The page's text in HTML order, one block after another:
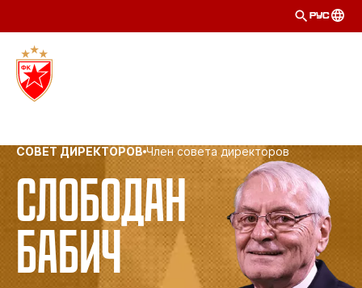
РУС
СОВЕТ ДИРЕКТОРОВ Член совета директоров
Слободан
Бабич